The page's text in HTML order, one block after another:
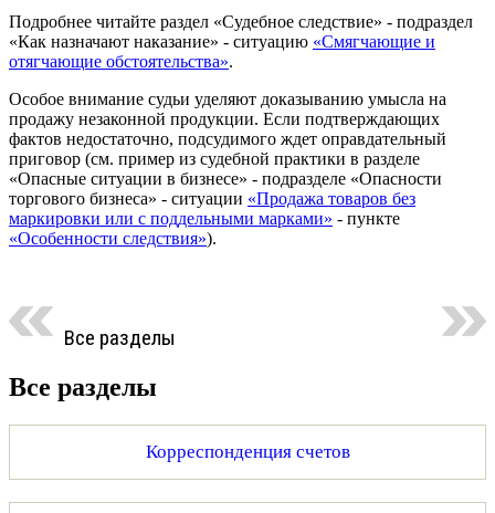
Подробнее читайте раздел «Судебное следствие» - подраздел
«Как назначают наказание» - ситуацию «Смягчающие и
отягчающие обстоятельства».
Особое внимание судьи уделяют доказыванию умысла на
продажу незаконной продукции. Если подтверждающих
фактов недостаточно, подсудимого ждет оправдательный
приговор (см. пример из судебной практики в разделе
«Опасные ситуации в бизнесе» - подразделе «Опасности
торгового бизнеса» - ситуации «Продажа товаров без
маркировки или с поддельными марками» - пункте
«Особенности следствия»).
Все разделы
Все разделы
Корреспонденция счетов